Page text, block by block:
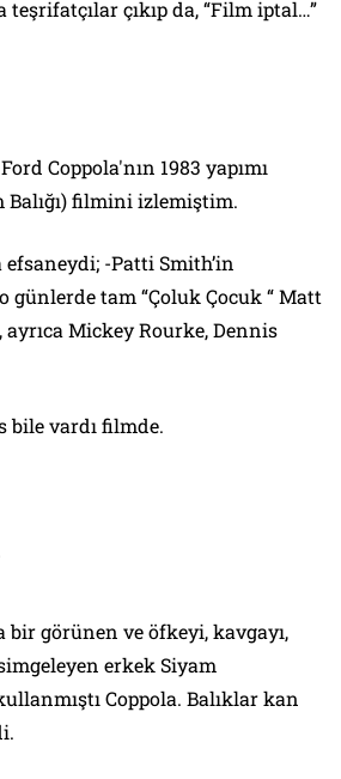
çıkıp da, “Film iptal…”
Coppola'nın 1983 yapımı
Balığı) filmini izlemiştim.
-Patti Smith’in
günlerde tam “Çoluk Çocuk “ Matt
Mickey Rourke, Dennis
bile vardı filmde.
bir görünen ve öfkeyi, kavgayı,
erkek Siyam
Coppola. Balıklar kan